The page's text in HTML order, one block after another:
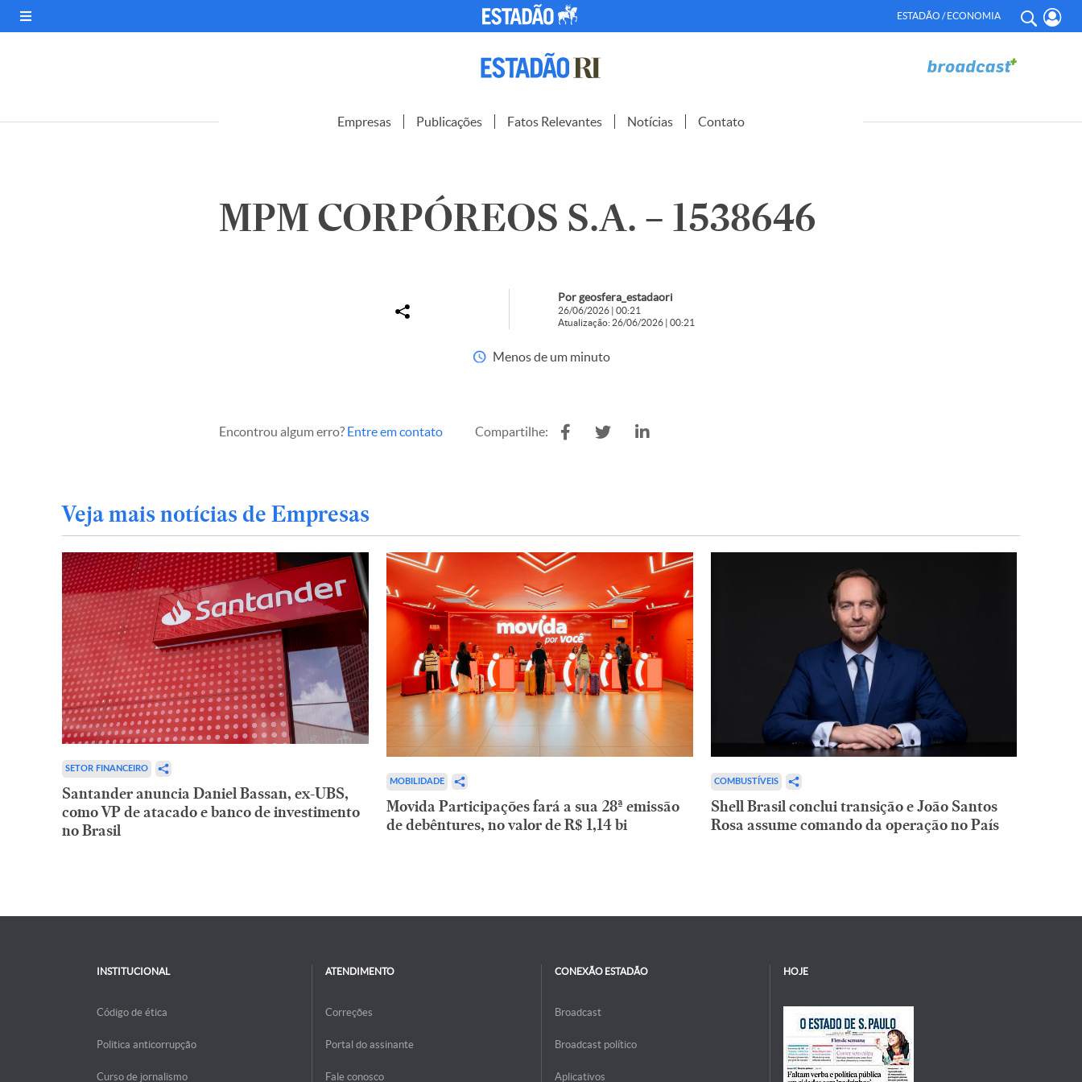
ESTADÃO / ECONOMIA
Empresas Publicações Fatos Relevantes Notícias Contato
MPM CORPÓREOS S.A. – 1538646
Por geosfera_estadaori
26/06/2026 | 00:21
Atualização: 26/06/2026 | 00:21
Menos de um minuto
Encontrou algum erro? Entre em contato Compartilhe:
Veja mais notícias de Empresas
SETOR FINANCEIRO
Santander anuncia Daniel Bassan, ex-UBS,
como VP de atacado e banco de investimento
no Brasil
MOBILIDADE
Movida Participações fará a sua 28ª emissão
de debêntures, no valor de R$ 1,14 bi
COMBUSTÍVEIS
Shell Brasil conclui transição e João Santos
Rosa assume comando da operação no País
INSTITUCIONAL
Código de ética
Politica anticorrupção
Curso de jornalismo
ATENDIMENTO
Correções
Portal do assinante
Fale conosco
CONEXÃO ESTADÃO
Broadcast
Broadcast político
Aplicativos
HOJE